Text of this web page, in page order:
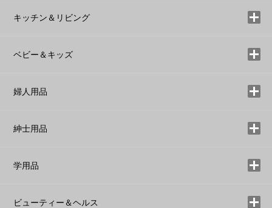
キッチン＆リビング
ベビー＆キッズ
婦人用品
紳士用品
学用品
ビューティー＆ヘルス